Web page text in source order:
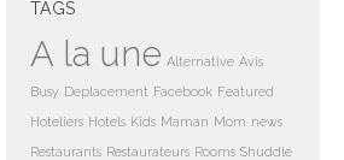
TAGS
A la une Alternative Avis
Busy Deplacement Facebook Featured
Hoteliers Hotels Kids Maman Mom news
Restaurants Restaurateurs Rooms Shuddle